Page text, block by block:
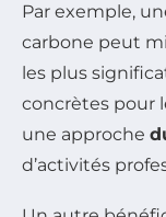
Par exemple,
carbone peut
les plus
concrètes pour
une approche
d’activités